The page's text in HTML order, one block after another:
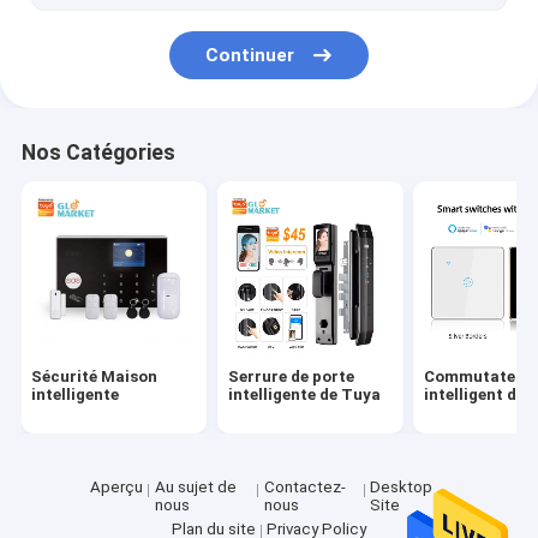
Continuer
Nos Catégories
Sécurité Maison
intelligente
Serrure de porte
intelligente de Tuya
Commutateur
intelligent de
Aperçu
Au sujet de
nous
Contactez-
nous
Desktop
Site
Plan du site
Privacy Policy